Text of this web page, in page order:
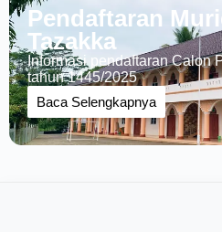
Pendaftaran
Tazakka
Informasi pendaftaran Calon
tahun 1445/2025
Baca Selengkapnya